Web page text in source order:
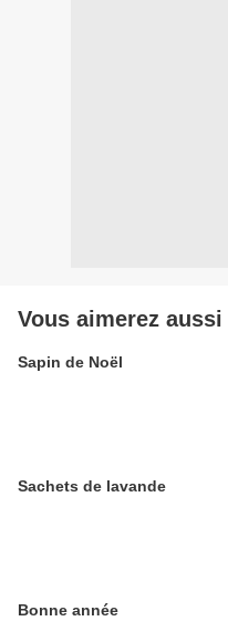
Vous aimerez aussi
Sapin de Noël
Sachets de lavande
Bonne année